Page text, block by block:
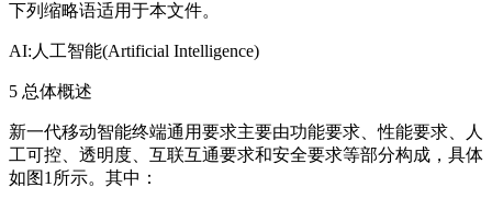
下列缩略语适用于本文件。
AI:人工智能(Artificial Intelligence)
5 总体概述
新一代移动智能终端通用要求主要由功能要求、性能要求、人
工可控、透明度、互联互通要求和安全要求等部分构成，具体
如图1所示。其中：